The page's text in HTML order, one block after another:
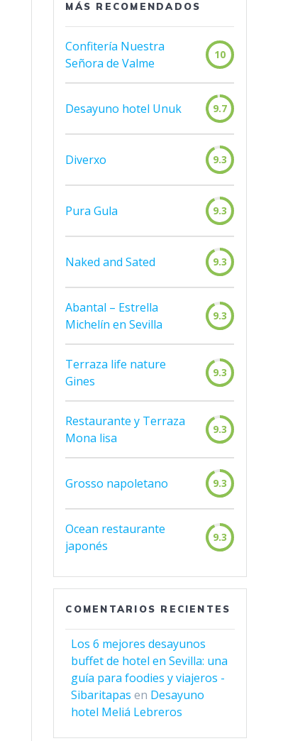
MÁS RECOMENDADOS
Confitería Nuestra
Señora de Valme
10
Desayuno hotel Unuk 9.7
Diverxo 9.3
Pura Gula 9.3
Naked and Sated 9.3
Abantal – Estrella
Michelín en Sevilla
9.3
Terraza life nature
Gines
9.3
Restaurante y Terraza
Mona lisa
9.3
Grosso napoletano 9.3
Ocean restaurante
japonés
9.3
COMENTARIOS RECIENTES
Los 6 mejores desayunos
buffet de hotel en Sevilla: una
guía para foodies y viajeros -
Sibaritapas en Desayuno
hotel Meliá Lebreros